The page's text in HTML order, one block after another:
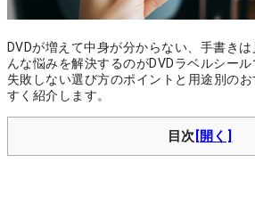
DVDが増えて中身が分からない、手書き
んな悩みを解決するのがDVDラベルシール
失敗しない選び方のポイントと用途別の
すく紹介します。
目次